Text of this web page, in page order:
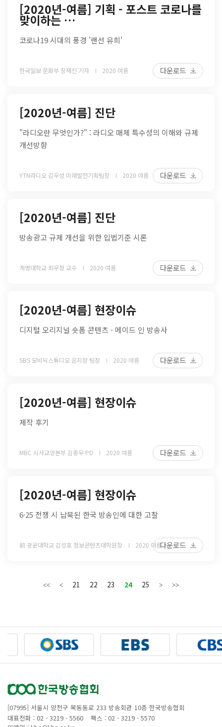
[2020년-여름] 기획 - 포스트 코로나를
맞이하는 …
코로나19 시대의 풍경 '랜선 유희'
한국일보 문화부 장재진 기자 2020 여름 다운로드
[2020년-여름] 진단
"라디오란 무엇인가?" : 라디오 매체 특수성의 이해와 규제
개선방향
YTN라디오 김우성 미래발전기획팀장 2020 여름 다운로드
[2020년-여름] 진단
방송광고 규제 개선을 위한 입법기준 시론
계명대학교 최우정 교수 2020 여름 다운로드
[2020년-여름] 현장이슈
디지털 오리지널 숏폼 콘텐츠 - 메이드 인 방송사
SBS 모비딕스튜디오 은지향 팀장 2020 여름 다운로드
[2020년-여름] 현장이슈
제작 후기
MBC 시사교양본부 김종우 PD 2020 여름 다운로드
[2020년-여름] 현장이슈
6·25 전쟁 시 납북된 한국 방송인에 대한 고찰
前 광운대학교 김성호 정보콘텐츠대학원장 2020 여름다운로드
21 22 23 24 25
[07995] 서울시 양천구 목동동로 233 방송회관 10층 한국방송협회
대표전화 : 02 - 3219 - 5560
팩스 : 02 - 3219 - 5570